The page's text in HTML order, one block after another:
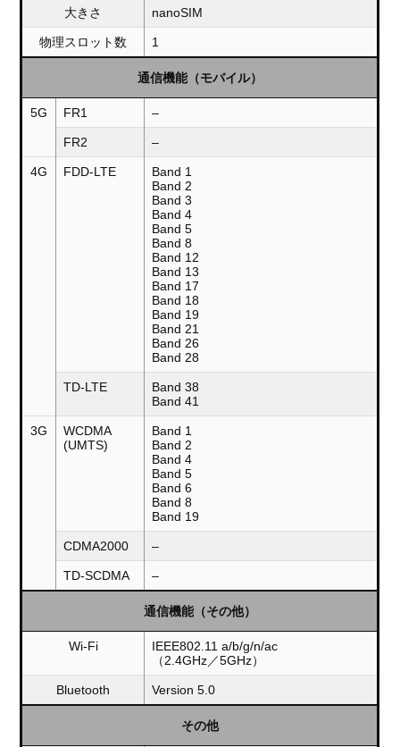
大きさ nanoSIM
物理スロット数 1
通信機能（モバイル）
5G FR1 –
FR2 –
4G FDD-LTE
Band 1
Band 2
Band 3
Band 4
Band 5
Band 8
Band 12
Band 13
Band 17
Band 18
Band 19
Band 21
Band 26
Band 28
TD-LTE
Band 38
Band 41
3G
WCDMA
(UMTS)
Band 1
Band 2
Band 4
Band 5
Band 6
Band 8
Band 19
CDMA2000 –
TD-SCDMA –
通信機能（その他）
Wi-Fi
IEEE802.11 a/b/g/n/ac
（2.4GHz／5GHz）
Bluetooth Version 5.0
その他